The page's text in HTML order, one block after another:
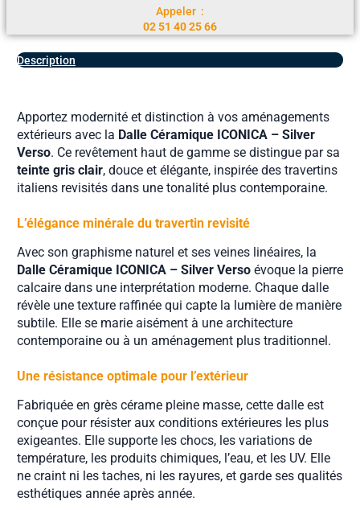
Appeler :
02 51 40 25 66
Description
Apportez modernité et distinction à vos aménagements
extérieurs avec la Dalle Céramique ICONICA – Silver
Verso. Ce revêtement haut de gamme se distingue par sa
teinte gris clair, douce et élégante, inspirée des travertins
italiens revisités dans une tonalité plus contemporaine.
L’élégance minérale du travertin revisité
Avec son graphisme naturel et ses veines linéaires, la
Dalle Céramique ICONICA – Silver Versoévoque la pierre
calcaire dans une interprétation moderne. Chaque dalle
révèle une texture raffinée qui capte la lumière de manière
subtile. Elle se marie aisément à une architecture
contemporaine ou à un aménagement plus traditionnel.
Une résistance optimale pour l’extérieur
Fabriquée en grès cérame pleine masse, cette dalle est
conçue pour résister aux conditions extérieures les plus
exigeantes. Elle supporte les chocs, les variations de
température, les produits chimiques, l’eau, et les UV. Elle
ne craint ni les taches, ni les rayures, et garde ses qualités
esthétiques année après année.